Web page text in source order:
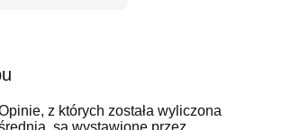
z których została wyliczona
są wystawione przez